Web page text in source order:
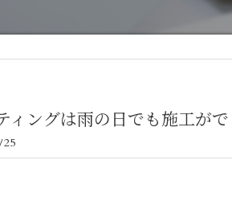
ィングは雨の日でも施工が
25